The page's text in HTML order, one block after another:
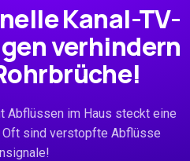
Kanal-TV-
verhindern
Abflüssen im Haus steckt eine
sind verstopfte Abflüsse